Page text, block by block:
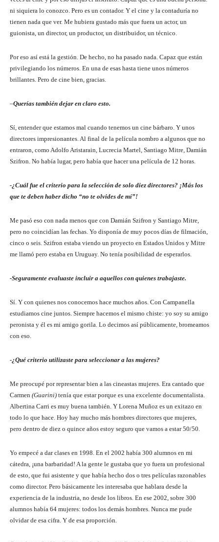
ni siquiera lo conozco. Pero es un contador. Y el cine y la contaduría no
tienen nada que ver. Me hubiera gustado más que fuera un actor, un
guionista, un director, un productor, un distribuidor, un técnico.
Por eso así está la gestión. De hecho, no ha pasado nada. Capaz que están
privilegiando los números. En una de esas hasta tiene unos números
brillantes. Pero de cine bien, gracias.
–Querías también dejar en claro esto.
Sí, entender que estamos mal cuando tenemos un cine bárbaro. Y unos
directores impresionantes. Al final de la película nombro a algunos que no
entraron, como Adolfo Aristarain, Lucrecia Martel, Santiago Mitre, Damián
Szifron. No había lugar, pero había que hacer una película de 12 horas.
-¿Cuál fue el criterio para la selección de solo diez directores? ¡Más los
que te deben haber dicho “no te olvides de mí”!
Me pasó eso con nada menos que con Damián Szifron y Santiago Mitre,
pero no coincidían las fechas. Yo disponía de muy pocos días de filmación,
cinco o seis. Szifron estaba viendo un proyecto en Estados Unidos y Mitre
me llamó pero estaba en Uruguay. No tenía posibilidad de esperarlos.
-Seguramente evaluaste incluir a aquellos con quienes trabajaste.
Sí. Y con quienes nos conocemos hace muchos años. Con Campanella
estudiamos cine juntos. Siempre hacemos el mismo chiste: yo soy su amigo
peronista y él es mi amigo gorila. Lo decimos así públicamente, bromeamos
con eso.
-¿Qué criterio utilizaste para seleccionar a las mujeres?
Me preocupé por representar bien a las cineastas mujeres. Era cantado que
Carmen (Guarini) tenía que estar porque es una excelente documentalista.
Albertina Carri es muy buena también. Y Lorena Muñoz es un exitazo en
todo lo que hace. Hoy hay mucho más hombres directores que mujeres,
pero dentro de diez o quince años estoy seguro que vamos a estar 50/50.
Yo empecé a dar clases en 1998. En el 2002 había 300 alumnos en mi
cátedra, ¡una barbaridad! A la gente le gustaba que yo fuera un profesional
de esto, que fui asistente y que había hecho dos o tres películas razonables
como director. Pero básicamente les interesaba que hablara desde la
experiencia de la industria, no desde los libros. En ese 2002, sobre 300
alumnos había 64 mujeres: todos los demás hombres. Nunca me pude
olvidar de esa cifra. Y de esa proporción.